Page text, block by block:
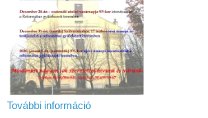
További információ